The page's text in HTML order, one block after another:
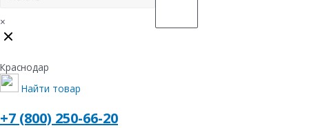
×
Краснодар
Найти товар
+7 (800) 250-66-20